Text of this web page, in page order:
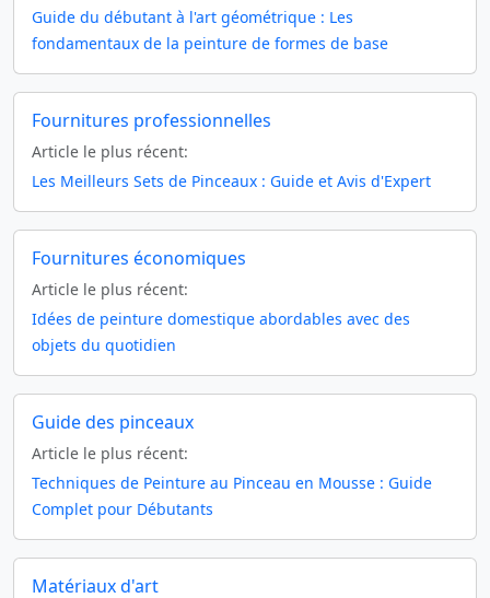
Guide du débutant à l'art géométrique : Les
fondamentaux de la peinture de formes de base
Fournitures professionnelles
Article le plus récent:
Les Meilleurs Sets de Pinceaux : Guide et Avis d'Expert
Fournitures économiques
Article le plus récent:
Idées de peinture domestique abordables avec des
objets du quotidien
Guide des pinceaux
Article le plus récent:
Techniques de Peinture au Pinceau en Mousse : Guide
Complet pour Débutants
Matériaux d'art